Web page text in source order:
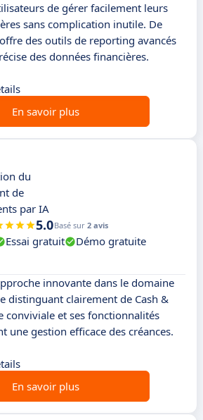
de gérer facilement leurs
sans complication inutile. De
des outils de reporting avancés
des données financières.
En savoir plus
du
de
par IA
5.0Basé sur 2 avis
Essai gratuit
Démo gratuite
innovante dans le domaine
distinguant clairement de Cash &
conviviale et ses fonctionnalités
une gestion efficace des créances.
En savoir plus